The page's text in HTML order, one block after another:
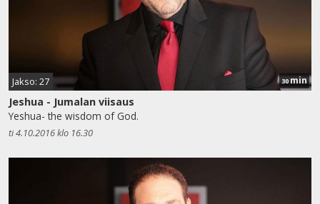
Jakso: 27 30min
Jeshua - Jumalan viisaus
Yeshua- the wisdom of God.
ti 4.10.2016 klo 16.30